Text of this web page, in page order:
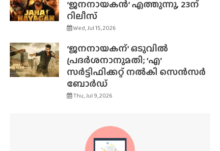
‘ജനനായകൻ’ എത്തുന്നു, 23ന്
റിലീസ്
Wed, Jul 15, 2026
‘ജനനായകന്’ ഒടുവിൽ
പ്രദർശനാനുമതി; ‘എ’
സർട്ടിഫിക്കറ്റ് നൽകി സെൻസർ
ബോർഡ്
Thu, Jul 9, 2026